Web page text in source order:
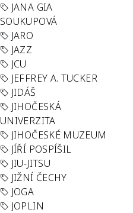
JANA GIA
SOUKUPOVÁ
JARO
JAZZ
JCU
JEFFREY A. TUCKER
JIDÁŠ
JIHOČESKÁ
UNIVERZITA
JIHOČESKÉ MUZEUM
JÍŘÍ POSPÍŠIL
JIU-JITSU
JIŽNÍ ČECHY
JOGA
JOPLIN